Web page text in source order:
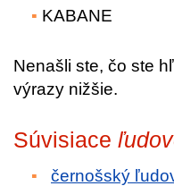
KABANE
Nenašli ste, čo ste
výrazy nižšie.
Súvisiace
černošský